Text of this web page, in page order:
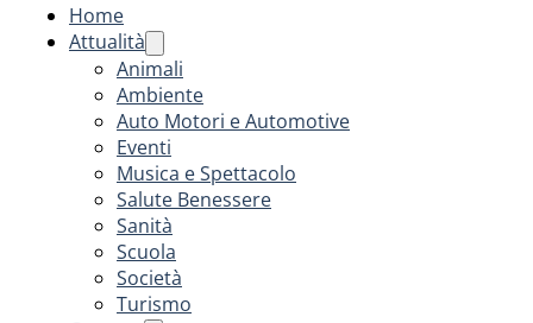
Home
Attualità
Animali
Ambiente
Auto Motori e Automotive
Eventi
Musica e Spettacolo
Salute Benessere
Sanità
Scuola
Società
Turismo